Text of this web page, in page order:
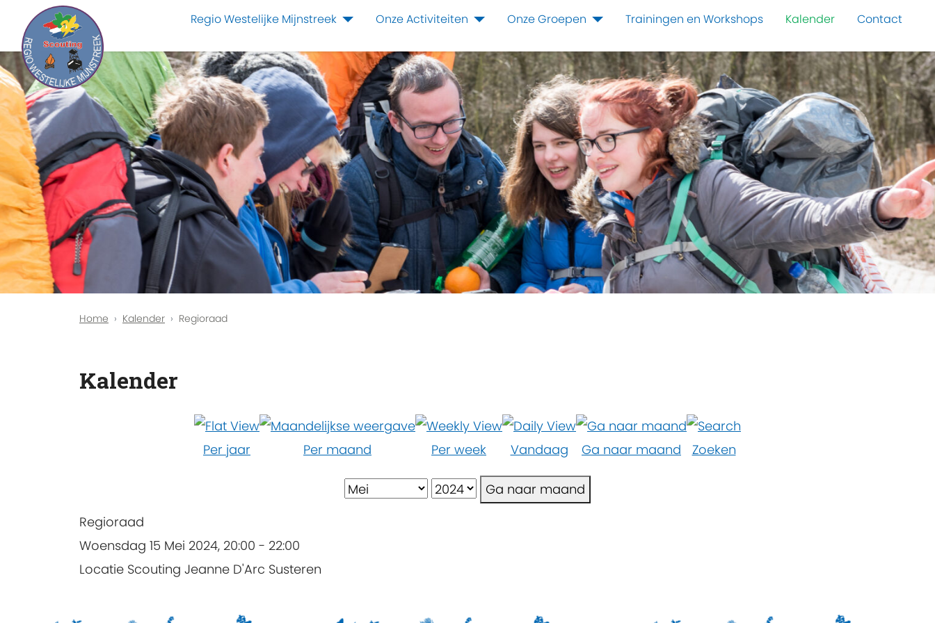
Regio Westelijke Mijnstreek Onze Activiteiten Onze Groepen Trainingen en Workshops Kalender Contact
Home Kalender Regioraad
Kalender
Per jaar Per maand Per week Vandaag Ga naar maand Zoeken
Ga naar maand
Regioraad
Woensdag 15 Mei 2024, 20:00 - 22:00
Locatie Scouting Jeanne D'Arc Susteren